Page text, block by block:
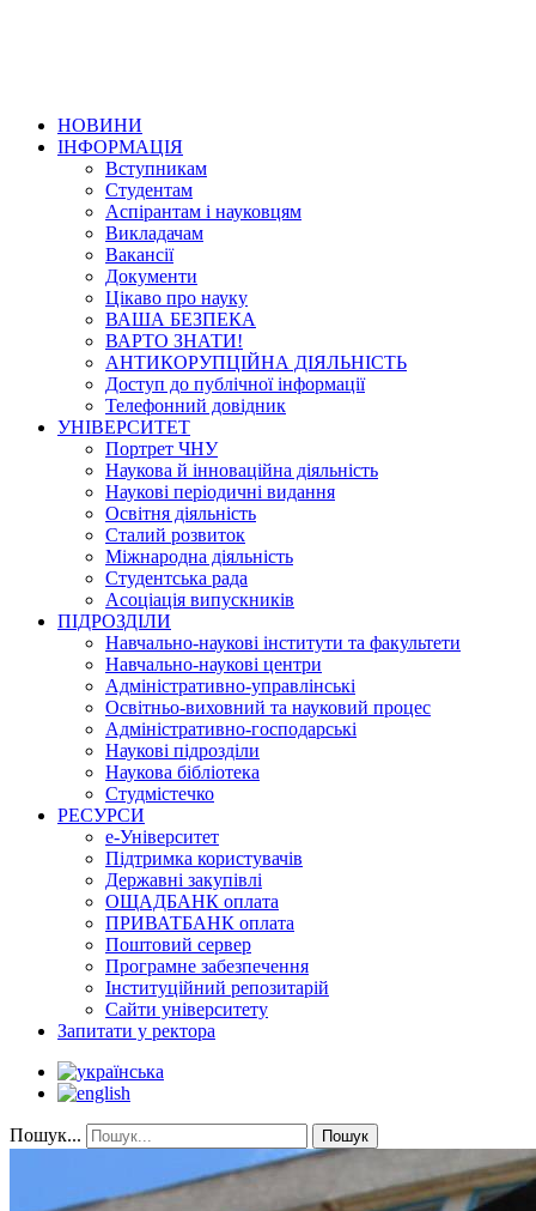
НОВИНИ
ІНФОРМАЦІЯ
Вступникам
Студентам
Аспірантам і науковцям
Викладачам
Вакансії
Документи
Цікаво про науку
ВАША БЕЗПЕКА
ВАРТО ЗНАТИ!
АНТИКОРУПЦІЙНА ДІЯЛЬНІСТЬ
Доступ до публічної інформації
Телефонний довідник
УНІВЕРСИТЕТ
Портрет ЧНУ
Наукова й інноваційна діяльність
Наукові періодичні видання
Освітня діяльність
Сталий розвиток
Міжнародна діяльність
Студентська рада
Асоціація випускників
ПІДРОЗДІЛИ
Навчально-наукові інститути та факультети
Навчально-наукові центри
Адміністративно-управлінські
Освітньо-виховний та науковий процес
Адміністративно-господарські
Наукові підрозділи
Наукова бібліотека
Студмістечко
РЕСУРСИ
е-Університет
Підтримка користувачів
Державні закупівлі
ОЩАДБАНК оплата
ПРИВАТБАНК оплата
Поштовий сервер
Програмне забезпечення
Інституційний репозитарій
Сайти університету
Запитати у ректора
Пошук... Пошук